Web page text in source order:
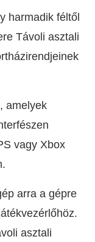
harmadik féltől
Távoli asztali
amelyek
vagy Xbox
arra a gépre
asztali